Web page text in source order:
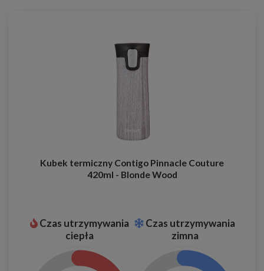
Kubek termiczny Contigo Pinnacle Couture
420ml - Blonde Wood
Czas utrzymywania
ciepła
Czas utrzymywania
zimna